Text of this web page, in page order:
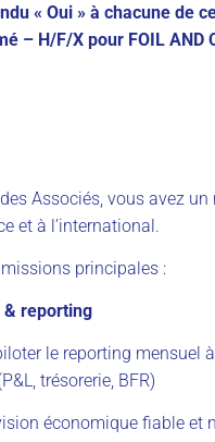
« Oui » à chacune de
– H/F/X pour FOIL AND
Associés, vous avez
et à l’international.
principales :
reporting
le reporting mensuel
trésorerie, BFR)
économique fiable et